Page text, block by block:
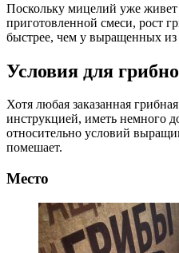
Поскольку мицелий уже живет
приготовленной смеси, рост
быстрее, чем у выращенных из
Условия для
Хотя любая заказанная
инструкцией, иметь немного
относительно условий
помешает.
Место